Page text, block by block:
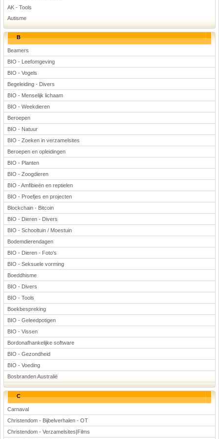
AK - Tools
Autisme
B
Beamers
BIO - Leefomgeving
BIO - Vogels
Begeleiding - Divers
BIO - Menselijk lichaam
BIO - Weekdieren
Beroepen
BIO - Natuur
BIO - Zoeken in verzamelsites
Beroepen en opleidingen
BIO - Planten
BIO - Zoogdieren
BIO - Amfibieën en reptielen
BIO - Proefjes en projecten
Blockchain - Bitcoin
BIO - Dieren - Divers
BIO - Schooltuin / Moestuin
Bodemdierendagen
BIO - Dieren - Foto's
BIO - Seksuele vorming
Boeddhisme
BIO - Divers
BIO - Tools
Boekbespreking
BIO - Geleedpotigen
BIO - Vissen
Bordonafhankelijke software
BIO - Gezondheid
BIO - Voeding
Bosbranden Australië
C
Carnaval
Christendom - Bijbelverhalen - OT
Christendom - Verzamelsites|Films